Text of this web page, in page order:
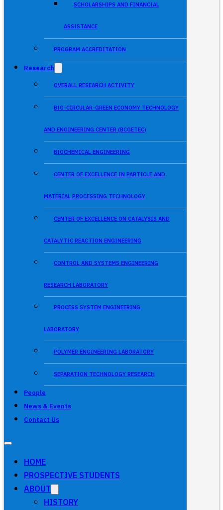
SCHOLARSHIPS AND FINANCIAL
ASSISTANCE
PROGRAM ACCREDITATION
Research
OVERALL RESEARCH ACTIVITY
BIO-CIRCULAR-GREEN ECONOMY TECHNOLOGY
AND ENGINEERING CENTER (BCGETEC)
BIOCHEMICAL ENGINEERING
CENTER OF EXCELLENCE IN PARTICLE AND
MATERIAL PROCESSING TECHNOLOGY
CENTER OF EXCELLENCE ON CATALYSIS AND
CATALYTIC REACTION ENGINEERING
CONTROL AND SYSTEMS ENGINEERING
RESEARCH LABORATORY
PROCESS SYSTEM ENGINEERING
LABORATORY
POLYMER ENGINEERING LABORATORY
SEPARATION TECHNOLOGY RESEARCH
People
News & Events
Contact Us
HOME
PROSPECTIVE STUDENTS
ABOUT
HISTORY